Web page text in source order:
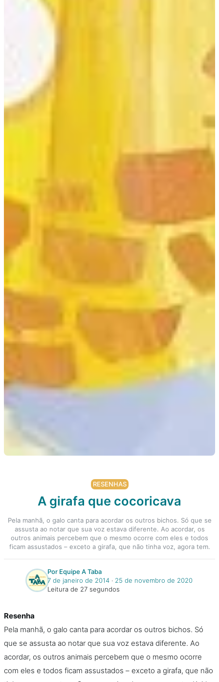
RESENHAS
A girafa que cocoricava
Pela manhã, o galo canta para acordar os outros bichos. Só que se
assusta ao notar que sua voz estava diferente. Ao acordar, os
outros animais percebem que o mesmo ocorre com eles e todos
ficam assustados – exceto a girafa, que não tinha voz, agora tem.
Por Equipe A Taba
7 de janeiro de 2014‧ 25 de novembro de 2020
Leitura de 27 segundos
Resenha
Pela manhã, o galo canta para acordar os outros bichos. Só
que se assusta ao notar que sua voz estava diferente. Ao
acordar, os outros animais percebem que o mesmo ocorre
com eles e todos ficam assustados – exceto a girafa, que não